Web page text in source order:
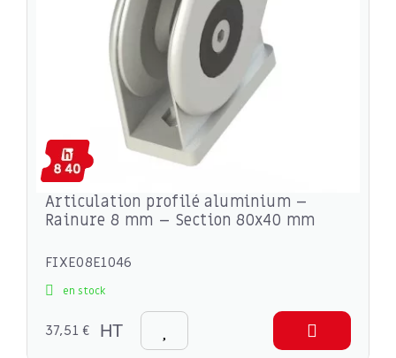
Articulation profilé aluminium –
Rainure 8 mm – Section 80x40 mm
FIXE08E1046
en stock
37,51 € HT